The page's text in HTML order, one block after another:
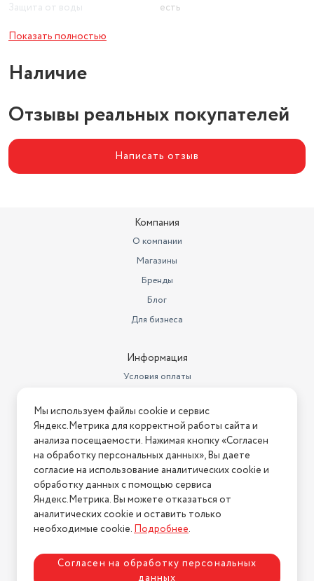
Защита от воды
есть
Основной цвет
Показать полностью
Наличие
Отзывы реальных покупателей
Написать отзыв
Компания
О компании
Магазины
Бренды
Блог
Для бизнеса
Информация
Условия оплаты
Условия возврата
Нашли ошибку на сайте? Напишите нам
2026 © Интернет-магазин "АстМаркет". У нас есть всё!
Политика конфиденциальности
Мы используем файлы cookie и сервис
Яндекс.Метрика для корректной работы сайта и
анализа посещаемости. Нажимая кнопку «Согласен
на обработку персональных данных», Вы даете
согласие на использование аналитических cookie и
обработку данных с помощью сервиса
Яндекс.Метрика. Вы можете отказаться от
аналитических cookie и оставить только
необходимые cookie.Подробнее.
Согласен на обработку персональных
данных